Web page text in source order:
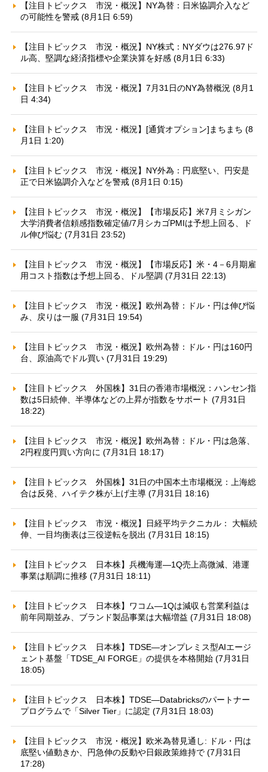
【注目トピックス 市況・概況】NY為替：日米協調介入など
の可能性を警戒 (8月1日 6:59)
【注目トピックス 市況・概況】NY株式：NYダウは276.97ド
ル高、堅調な経済指標や企業決算を好感 (8月1日 6:33)
【注目トピックス 市況・概況】7月31日のNY為替概況 (8月1
日 4:34)
【注目トピックス 市況・概況】[通貨オプション]まちまち (8
月1日 1:20)
【注目トピックス 市況・概況】NY外為：円底堅い、円安是
正で日米協調介入などを警戒 (8月1日 0:15)
【注目トピックス 市況・概況】【市場反応】米7月ミシガン
大学消費者信頼感指数確定値/7月シカゴPMIは予想上回る、ド
ル伸び悩む (7月31日 23:52)
【注目トピックス 市況・概況】【市場反応】米・4－6月期雇
用コスト指数は予想上回る、ドル堅調 (7月31日 22:13)
【注目トピックス 市況・概況】欧州為替：ドル・円は伸び悩
み、戻りは一服 (7月31日 19:54)
【注目トピックス 市況・概況】欧州為替：ドル・円は160円
台、原油高でドル買い (7月31日 19:29)
【注目トピックス 外国株】31日の香港市場概況：ハンセン指
数は5日続伸、半導体などの上昇が指数をサポート (7月31日
18:22)
【注目トピックス 市況・概況】欧州為替：ドル・円は急落、
2円程度円買い方向に (7月31日 18:17)
【注目トピックス 外国株】31日の中国本土市場概況：上海総
合は反発、ハイテク株が上げ主導 (7月31日 18:16)
【注目トピックス 市況・概況】日経平均テクニカル： 大幅続
伸、一目均衡表は三役逆転を脱出 (7月31日 18:15)
【注目トピックス 日本株】兵機海運—1Q売上高微減、港運
事業は順調に推移 (7月31日 18:11)
【注目トピックス 日本株】ワコム—1Qは減収も営業利益は
前年同期並み、ブランド製品事業は大幅増益 (7月31日 18:08)
【注目トピックス 日本株】TDSE—オンプレミス型AIエージ
ェント基盤「TDSE_AI FORGE」の提供を本格開始 (7月31日
18:05)
【注目トピックス 日本株】TDSE—Databricksのパートナー
プログラムで「Silver Tier」に認定 (7月31日 18:03)
【注目トピックス 市況・概況】欧米為替見通し: ドル・円は
底堅い値動きか、円急伸の反動や日銀政策維持で (7月31日
17:28)